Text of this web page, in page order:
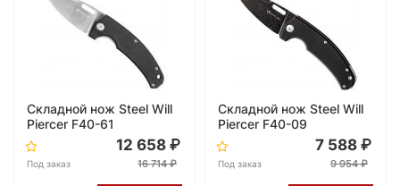
Складной нож Steel Will
Piercer F40-61
Под заказ
12 658
16 714
Складной нож Steel Will
Piercer F40-09
Под заказ
7 588
9 954